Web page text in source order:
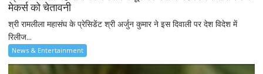
मेकर्स को चेतावनी
श्री रामलीला महासंघ के प्रेसिडेंट श्री अर्जुन कुमार ने इस दिवाली पर देश विदेश में
रिलीज...
News & Entertainment